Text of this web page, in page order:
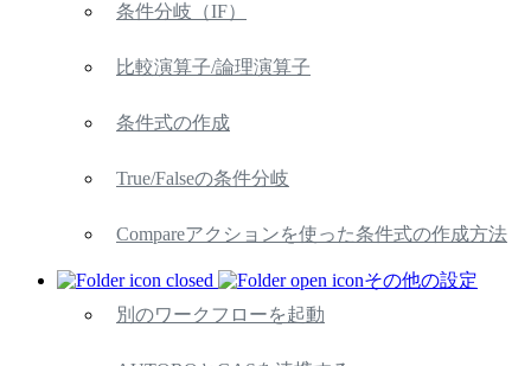
条件分岐（IF）
比較演算子/論理演算子
条件式の作成
True/Falseの条件分岐
Compareアクションを使った条件式の作成方法
その他の設定
別のワークフローを起動